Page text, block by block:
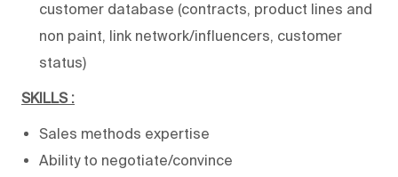
customer database (contracts, product lines and
non paint, link network/influencers, customer
status)
SKILLS :
Sales methods expertise
Ability to negotiate/convince